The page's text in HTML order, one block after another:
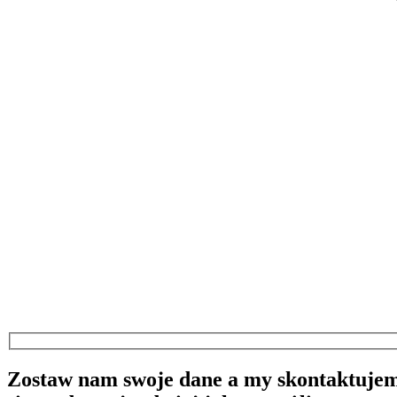
Zostaw nam swoje dane a my